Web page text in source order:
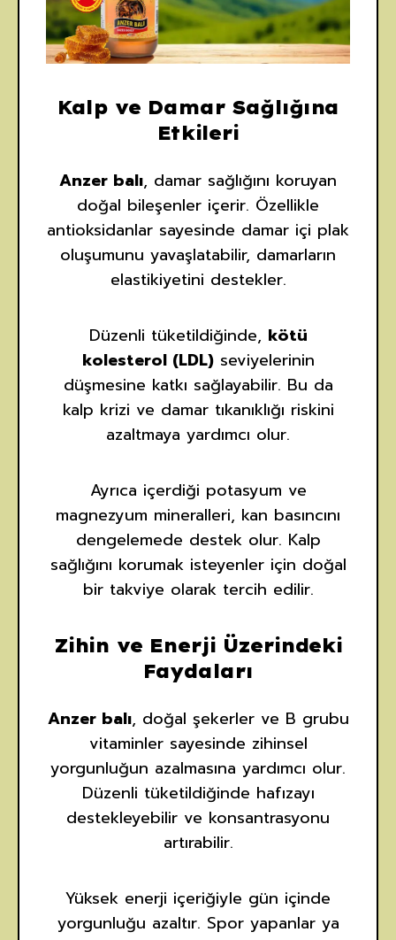
Kalp ve Damar Sağlığına
Etkileri
Anzer balı, damar sağlığını koruyan
doğal bileşenler içerir. Özellikle
antioksidanlar sayesinde damar içi plak
oluşumunu yavaşlatabilir, damarların
elastikiyetini destekler.
Düzenli tüketildiğinde, kötü
kolesterol (LDL)seviyelerinin
düşmesine katkı sağlayabilir. Bu da
kalp krizi ve damar tıkanıklığı riskini
azaltmaya yardımcı olur.
Ayrıca içerdiği potasyum ve
magnezyum mineralleri, kan basıncını
dengelemede destek olur. Kalp
sağlığını korumak isteyenler için doğal
bir takviye olarak tercih edilir.
Zihin ve Enerji Üzerindeki
Faydaları
Anzer balı, doğal şekerler ve B grubu
vitaminler sayesinde zihinsel
yorgunluğun azalmasına yardımcı olur.
Düzenli tüketildiğinde hafızayı
destekleyebilir ve konsantrasyonu
artırabilir.
Yüksek enerji içeriğiyle gün içinde
yorgunluğu azaltır. Spor yapanlar ya